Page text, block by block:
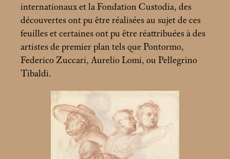
internationaux et la Fondation Custodia, des
découvertes ont pu être réalisées au sujet de ces
feuilles et certaines ont pu être réattribuées à des
artistes de premier plan tels que Pontormo,
Federico Zuccari, Aurelio Lomi, ou Pellegrino
Tibaldi.